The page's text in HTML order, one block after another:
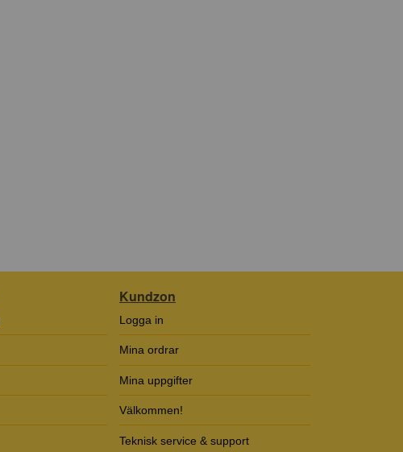
Kundzon
Logga in
Mina ordrar
Mina uppgifter
Välkommen!
Teknisk service & support